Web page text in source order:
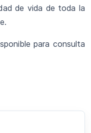
de vida de toda la
para consulta